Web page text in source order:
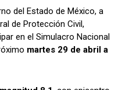
del Estado de México, a
de Protección Civil,
en el Simulacro Nacional
martes 29 de abril a